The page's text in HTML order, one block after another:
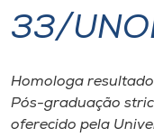
I.nova
Diplomados
33/
Homologa
Pós-graduação
oferecido pela